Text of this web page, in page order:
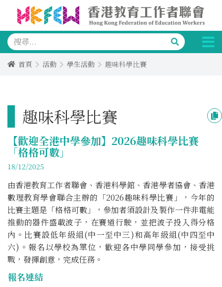
首頁 活動 學生活動 趣味科學比賽
趣味科學比賽
【歡迎全港中學參加】2026趣味科學比賽
「格格可數」
18/12/2025
由香港教育工作者聯會、香港科學館、香港學者協會、香港
數理教育學會聯合主辦的「2026趣味科學比賽」，今年的
比賽主題是「格格可數」，參加者須設計及製作一件非電能
推動的器件盛載波子，在賽道行駛，並把波子投入得分格
內。比賽設低年級組(中一至中三)和高年級組(中四至中
六)。報名以學校為單位，歡迎各中學同學參加，接受挑
戰，發揮創意，完成任務。
報名連結